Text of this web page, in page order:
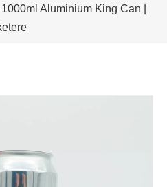
Aluminium King Can |